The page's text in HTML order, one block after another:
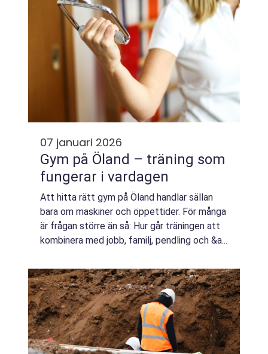
07 januari 2026
Gym på Öland – träning som
fungerar i vardagen
Att hitta rätt gym på Öland handlar sällan
bara om maskiner och öppettider. För många
är frågan större än så: Hur går träningen att
kombinera med jobb, familj, pendling och &a...